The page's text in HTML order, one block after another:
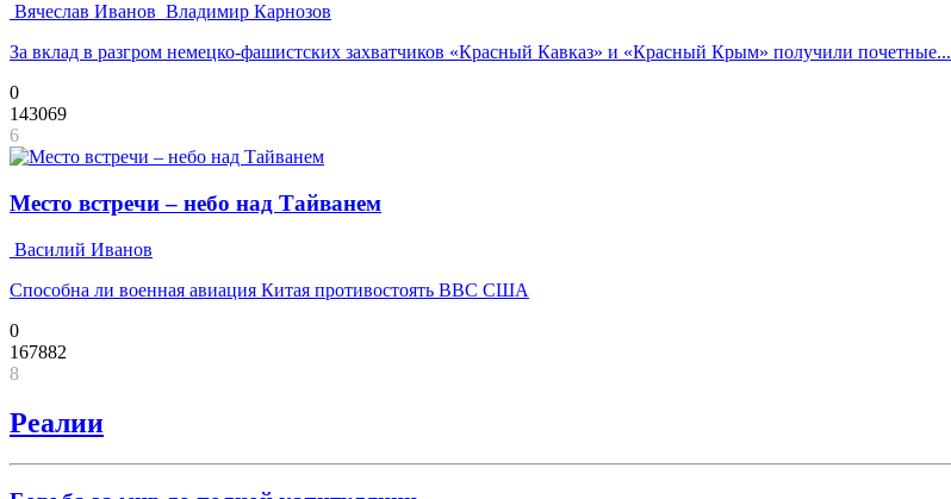
Вячеслав Иванов Владимир Карнозов
За вклад в разгром немецко-фашистских захватчиков «Красный Кавказ» и «Красный Крым» получили почетные...
0
143069
6
Место встречи – небо над Тайванем
Василий Иванов
Способна ли военная авиация Китая противостоять ВВС США
0
167882
8
Реалии